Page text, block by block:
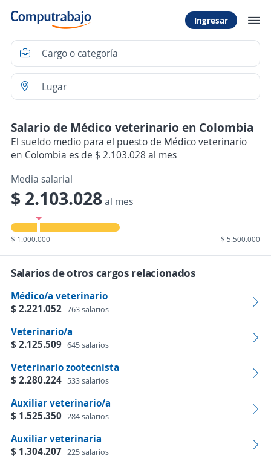
Ingresar
Salario de Médico veterinario en Colombia
El sueldo medio para el puesto de Médico veterinario
en Colombia es de $ 2.103.028 al mes
Media salarial
$ 2.103.028al mes
$ 1.000.000 $ 5.500.000
Salarios de otros cargos relacionados
Médico/a veterinario
$ 2.221.052 763 salarios
Veterinario/a
$ 2.125.509 645 salarios
Veterinario zootecnista
$ 2.280.224 533 salarios
Auxiliar veterinario/a
$ 1.525.350 284 salarios
Auxiliar veterinaria
$ 1.304.207 225 salarios